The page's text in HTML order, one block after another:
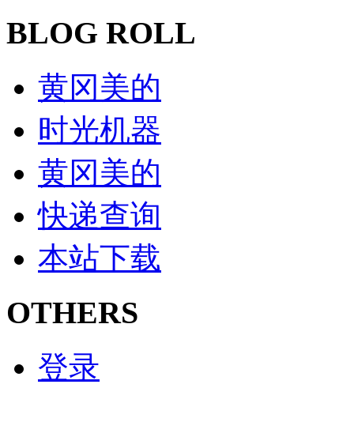
BLOG ROLL
黄冈美的
时光机器
黄冈美的
快递查询
本站下载
OTHERS
登录